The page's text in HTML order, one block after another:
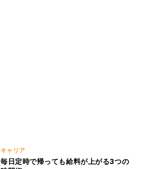
キャリア
毎日定時で帰っても給料が上がる3つの